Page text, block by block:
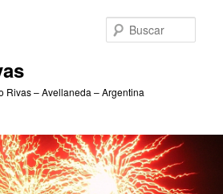
Rivas – Avellaneda – Argentina